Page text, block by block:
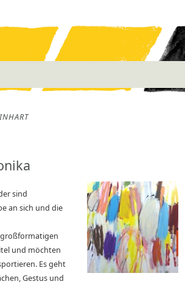
sind
an sich und die
und möchten
Es geht
Gestus und